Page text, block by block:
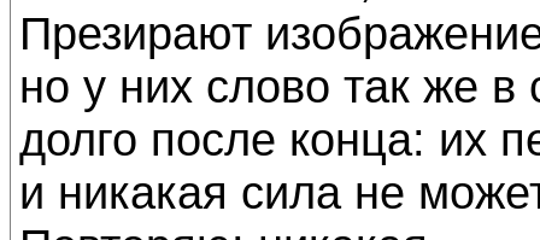
Презирают
но у них слово так же
долго после конца: их
и никакая сила не